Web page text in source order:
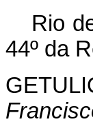
Rio
44º da